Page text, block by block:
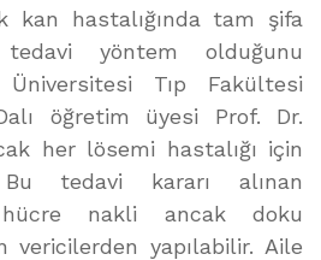
kan hastalığında tam şifa
yöntem olduğunu
Tıp Fakültesi
öğretim üyesi Prof. Dr.
her lösemi hastalığı için
tedavi kararı alınan
nakli ancak doku
vericilerden yapılabilir. Aile